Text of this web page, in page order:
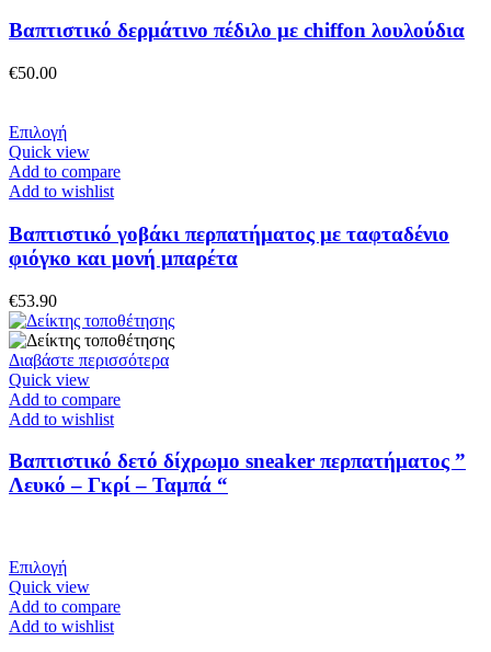
παραλλαγές.
στη
σελίδα
του
προϊόντος
Βαπτιστικό δερμάτινο πέδιλο με chiffon λουλούδια
€50.00
ΕπιλογήΑυτό
το
προϊόν
έχει
παραλλαγές.
Οι
επιλογές
επιλεγούν
στη
σελίδα
του
προϊόντος
Quick view
Add to compare
Add to wishlist
Βαπτιστικό γοβάκι περπατήματος με ταφταδένιο
φιόγκο και μονή μπαρέτα
€53.90
Διαβάστε περισσότερα
Quick view
Add to compare
Add to wishlist
Βαπτιστικό δετό δίχρωμο sneaker περπατήματος ”
Λευκό – Γκρί – Ταμπά “
ΕπιλογήΑυτό
το
προϊόν
έχει
Quick view
Add to compare
Add to wishlist